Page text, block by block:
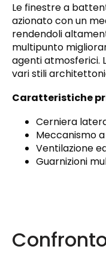
Le finestre a
azionato con un
rendendoli
multipunto
agenti atmosferici.
vari stili
Caratteristiche
Cerniera
Meccanismo
Ventilazione
Guarnizioni